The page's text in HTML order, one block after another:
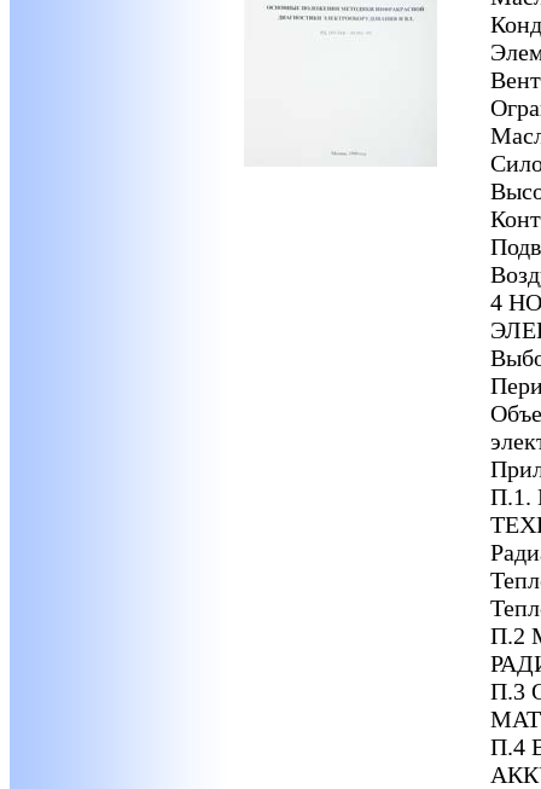
4
П.2
П.3
П.4